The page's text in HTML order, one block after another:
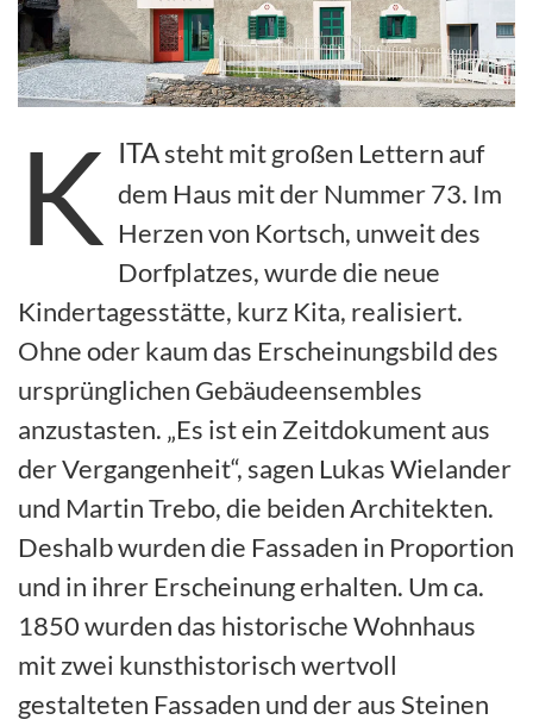
K ITAsteht mit großen Lettern auf
dem Haus mit der Nummer 73. Im
Herzen von Kortsch, unweit des
Dorfplatzes, wurde die neue
Kindertagesstätte, kurz Kita, realisiert.
Ohne oder kaum das Erscheinungsbild des
ursprünglichen Gebäudeensembles
anzustasten. „Es ist ein Zeitdokument aus
der Vergangenheit“, sagen Lukas Wielander
und Martin Trebo, die beiden Architekten.
Deshalb wurden die Fassaden in Proportion
und in ihrer Erscheinung erhalten. Um ca.
1850 wurden das historische Wohnhaus
mit zwei kunsthistorisch wertvoll
gestalteten Fassaden und der aus Steinen